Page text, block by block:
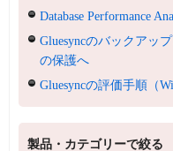
Database Performance
Gluesyncのバックアッ
の保護へ
Gluesyncの評価手順（
製品・カテゴリーで絞る